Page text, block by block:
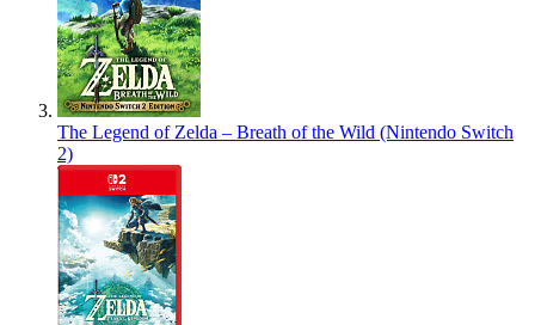
The Legend of Zelda – Breath of the Wild (Nintendo Switch
2)